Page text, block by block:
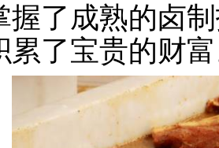
握了成熟的卤
累了宝贵的财